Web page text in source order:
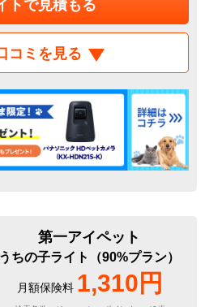
トで見積もる
コミを見る
第一アイペット
うちの子ライト（90%プラン）
月額保険料 1,310円